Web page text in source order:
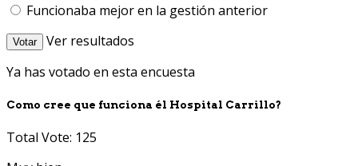
Funcionaba mejor en la gestión anterior
Votar
Ver resultados
Ya has votado en esta encuesta
Como cree que funciona él Hospital Carrillo?
Total Vote: 125